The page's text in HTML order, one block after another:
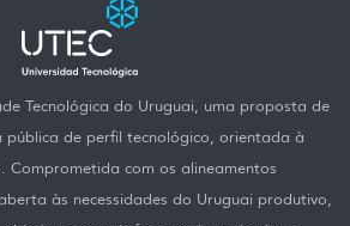
Tecnológica do Uruguai, uma proposta de
pública de perfil tecnológico, orientada à
Comprometida com os alineamentos
às necessidades do Uruguai produtivo,